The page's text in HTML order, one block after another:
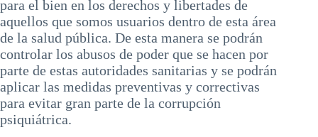
para el bien en los derechos y libertades de
aquellos que somos usuarios dentro de esta área
de la salud pública. De esta manera se podrán
controlar los abusos de poder que se hacen por
parte de estas autoridades sanitarias y se podrán
aplicar las medidas preventivas y correctivas
para evitar gran parte de la corrupción
psiquiátrica.